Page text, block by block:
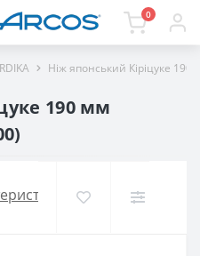
0
Ніж японський Кіріцуке
190 мм
Доставка і